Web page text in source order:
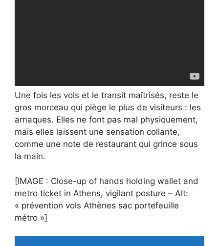
Une fois les vols et le transit maîtrisés, reste le
gros morceau qui piège le plus de visiteurs : les
arnaques. Elles ne font pas mal physiquement,
mais elles laissent une sensation collante,
comme une note de restaurant qui grince sous
la main.
[IMAGE : Close-up of hands holding wallet and
metro ticket in Athens, vigilant posture – Alt:
« prévention vols Athènes sac portefeuille
métro »]